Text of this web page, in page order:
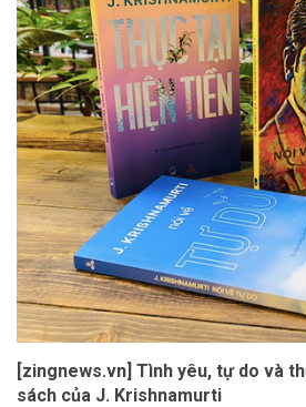
[zingnews.vn] Tình yêu, tự do và
sách của J. Krishnamurti